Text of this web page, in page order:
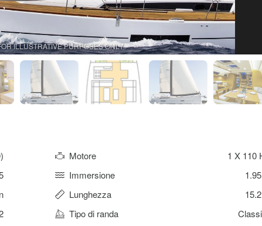
ILLUSTRATIVE PURPOSES ONLY
Motore
1 X 110
Immersione
Lunghezza
Tipo di randa